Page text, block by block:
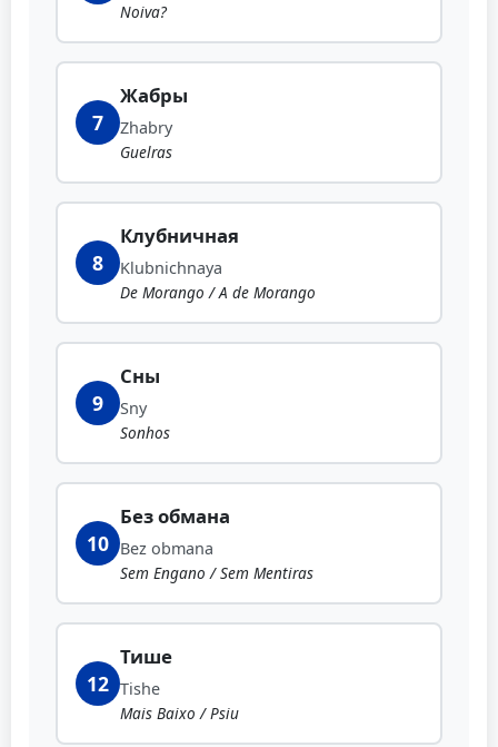
Noiva?
7
Жабры
Zhabry
Guelras
8
Клубничная
Klubnichnaya
De Morango / A de Morango
9
Сны
Sny
Sonhos
10
Без обмана
Bez obmana
Sem Engano / Sem Mentiras
12
Тише
Tishe
Mais Baixo / Psiu